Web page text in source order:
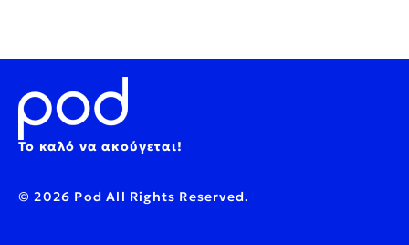
Το καλό να ακούγεται!
© 2026 Pod All Rights Reserved.